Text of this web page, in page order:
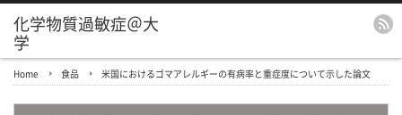
化学物質過敏症＠大
学
Home 食品 米国におけるゴマアレルギーの有病率と重症度について示した論文